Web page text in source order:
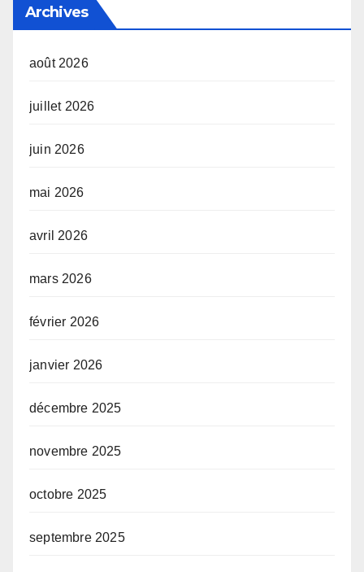
Archives
août 2026
juillet 2026
juin 2026
mai 2026
avril 2026
mars 2026
février 2026
janvier 2026
décembre 2025
novembre 2025
octobre 2025
septembre 2025